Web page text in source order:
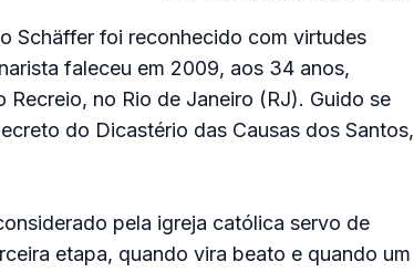
Schäffer foi reconhecido com virtudes
faleceu em 2009, aos 34 anos,
Recreio, no Rio de Janeiro (RJ). Guido se
do Dicastério das Causas dos Santos,
pela igreja católica servo de
etapa, quando vira beato e quando um